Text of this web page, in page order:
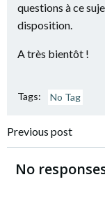
questions à ce
disposition.
A très bientôt !
Tags: No Tag
de
Previous post
No